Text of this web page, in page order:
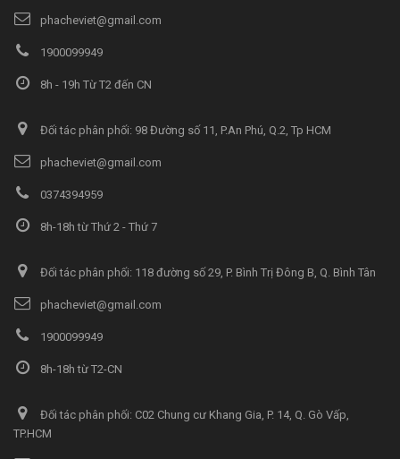
phacheviet@gmail.com
1900099949
8h - 19h Từ T2 đến CN
Đối tác phân phối: 98 Đường số 11, P.An Phú, Q.2, Tp HCM
phacheviet@gmail.com
0374394959
8h-18h từ Thứ 2 - Thứ 7
Đối tác phân phối: 118 đường số 29, P. Bình Trị Đông B, Q. Bình Tân
phacheviet@gmail.com
1900099949
8h-18h từ T2-CN
Đối tác phân phối: C02 Chung cư Khang Gia, P. 14, Q. Gò Vấp,
TP.HCM